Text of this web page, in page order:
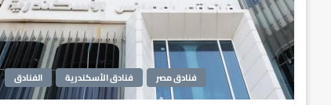
الفنادق فنادق الأسكندرية فنادق مصر